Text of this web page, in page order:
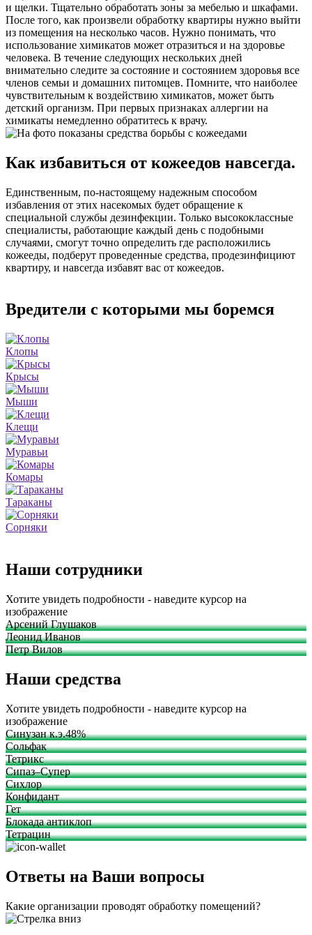
и щелки. Тщательно обработать зоны за мебелью и шкафами.
После того, как произвели обработку квартиры нужно выйти
из помещения на несколько часов. Нужно понимать, что
использование химикатов может отразиться и на здоровье
человека. В течение следующих нескольких дней
внимательно следите за состояние и состоянием здоровья все
членов семьи и домашних питомцев. Помните, что наиболее
чувствительным к воздействию химикатов, может быть
детский организм. При первых признаках аллергии на
химикаты немедленно обратитесь к врачу.
Как избавиться от кожеедов навсегда.
Единственным, по-настоящему надежным способом
избавления от этих насекомых будет обращение к
специальной службы дезинфекции. Только высококлассные
специалисты, работающие каждый день с подобными
случаями, смогут точно определить где расположились
кожееды, подберут проведенные средства, продезинфициют
квартиру, и навсегда избавят вас от кожеедов.
Вредители с которыми мы боремся
Клопы
Крысы
Мыши
Клещи
Муравьи
Комары
Тараканы
Сорняки
Наши сотрудники
Хотите увидеть подробности - наведите курсор на
изображение
Арсений Глушаков
Леонид Иванов
Петр Вилов
Наши средства
Хотите увидеть подробности - наведите курсор на
изображение
Синузан к.э.48%
Сольфак
Тетрикс
Сипаз–Супер
Сихлор
Конфидант
Гет
Блокада антиклоп
Тетрацин
Ответы на Ваши вопросы
Какие организации проводят обработку помещений?